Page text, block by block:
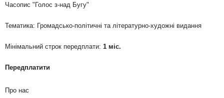
Часопис "Голос з-над Бугу"
Тематика: Громадсько-політичні та літературно-художні видання
Мінімальний строк передплати: 1 міс.
Передплатити
Про нас